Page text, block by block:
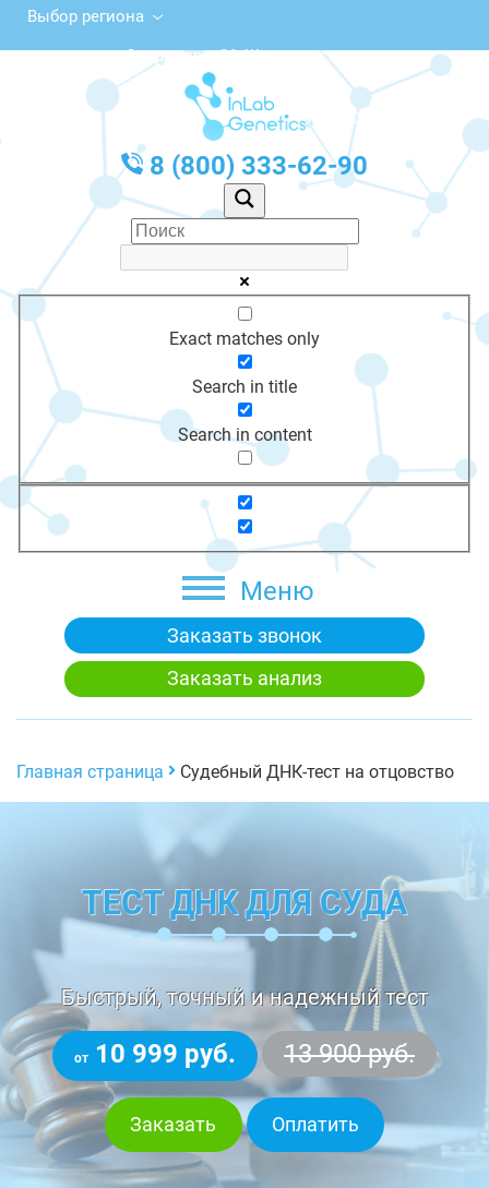
Выбор региона
ул. Свердлова, 86, Шадринск
с 10:00 до 20:00
График работы: Пн-Пт с 10:00 до 20:00
8 (800) 333-62-90
Exact matches only
Search in title
Search in content
Меню
Заказать звонок
Заказать анализ
Главная страница Судебный ДНК-тест на отцовство
ТЕСТ ДНК ДЛЯ СУДА
Быстрый, точный и надежный тест
от 10 999 руб. 13 900 руб.
Заказать Оплатить